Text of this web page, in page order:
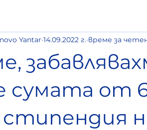
сумата от
стипендия
Yantar 14.09.2022 г. време за